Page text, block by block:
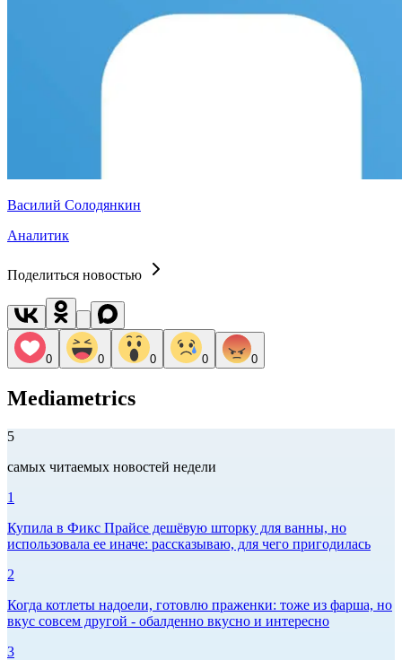
Василий Солодянкин
Аналитик
Поделиться новостью
0 0 0 0 0
Mediametrics
5
самых читаемых новостей недели
1
Купила в Фикс Прайсе дешёвую шторку для ванны, но
использовала ее иначе: рассказываю, для чего пригодилась
2
Когда котлеты надоели, готовлю праженки: тоже из фарша, но
вкус совсем другой - обалденно вкусно и интересно
3